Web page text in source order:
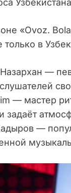
«Ovoz.
только в
—
— мастер
задаёт
—